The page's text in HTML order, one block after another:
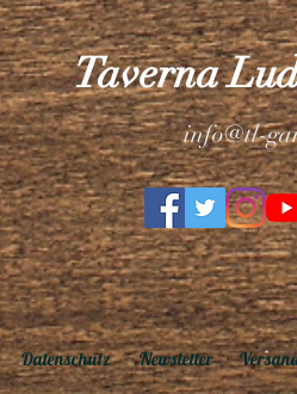
Taverna
info@tl-
Datenschutz Newsletter